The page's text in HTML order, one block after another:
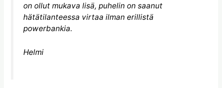
on ollut mukava lisä, puhelin on saanut
hätätilanteessa virtaa ilman erillistä
powerbankia.
Helmi